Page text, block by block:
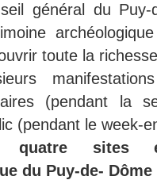
général du
toute la
(pendant la
(pendant le week-
quatre sites
du Puy-de- Dôme